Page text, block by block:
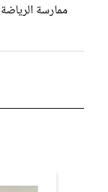
ممارسة الرياضة